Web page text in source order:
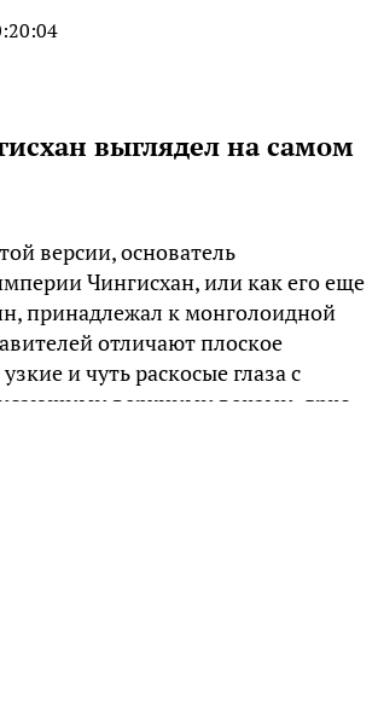
выглядел на самом
версии, основатель
Чингисхан, или как его еще
принадлежал к монголоидной
отличают плоское
и чуть раскосые глаза с
верхними веками, ярко